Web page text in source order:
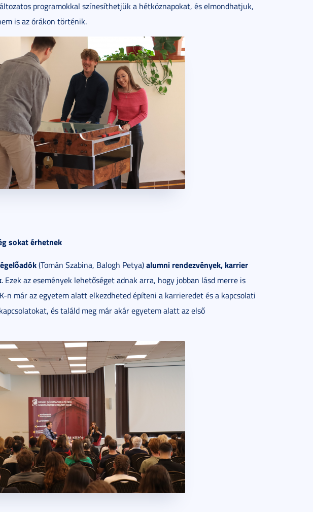
programokkal színesíthetjük a hétköznapokat, és elmondhatjuk,
is az órákon történik.
sokat érhetnek
(Tomán Szabina, Balogh Petya)alumni rendezvények, karrier
. Ezek az események lehetőséget adnak arra, hogy jobban lásd merre is
n már az egyetem alatt elkezdheted építeni a karrieredet és a kapcsolati
és találd meg már akár egyetem alatt az első